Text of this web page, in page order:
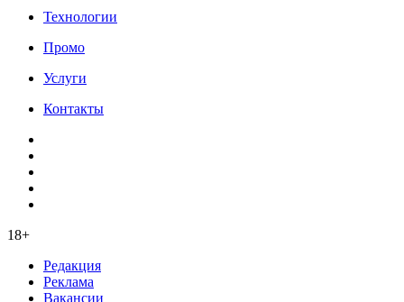
Технологии
Промо
Услуги
Контакты
18+
Редакция
Реклама
Вакансии